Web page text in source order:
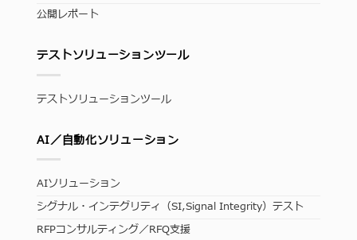
公開レポート
テストソリューションツール
テストソリューションツール
AI／自動化ソリューション
AIソリューション
シグナル・インテグリティ（SI,Signal Integrity）テスト
RFPコンサルティング／RFQ支援